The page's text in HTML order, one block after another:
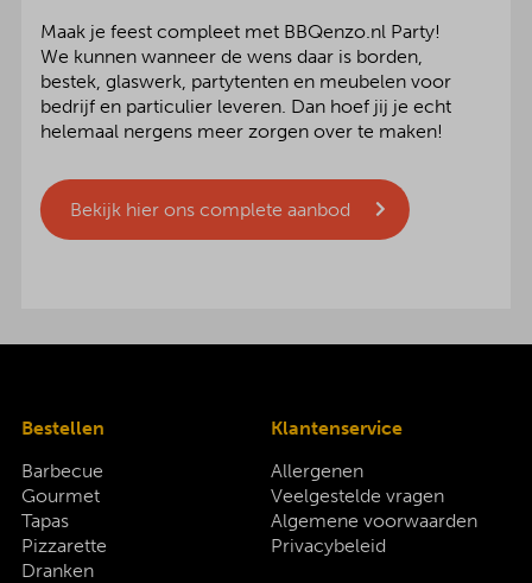
Maak je feest compleet met BBQenzo.nl Party!
We kunnen wanneer de wens daar is borden,
bestek, glaswerk, partytenten en meubelen voor
bedrijf en particulier leveren. Dan hoef jij je echt
helemaal nergens meer zorgen over te maken!
Bekijk hier ons complete aanbod
Bestellen
Barbecue
Gourmet
Tapas
Pizzarette
Dranken
Klantenservice
Allergenen
Veelgestelde vragen
Algemene voorwaarden
Privacybeleid